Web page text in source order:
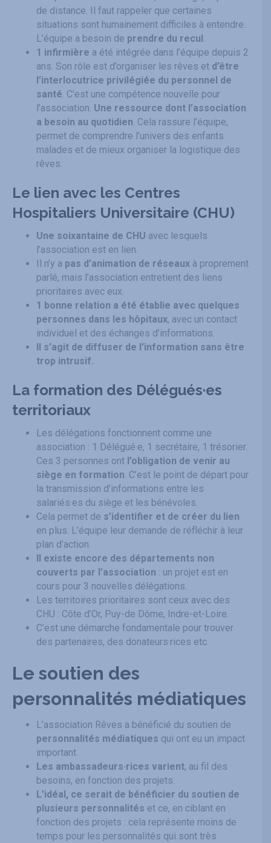
de distance. Il faut rappeler que certaines
situations sont humainement difficiles à entendre.
L’équipe a besoin de prendre du recul
1 infirmière a été intégrée dans l’équipe depuis 2
ans. Son rôle est d’organiser les rêves et d’être
l’interlocutrice privilégiée du personnel de
santé . C’est une compétence nouvelle pour
l’association. Une ressource dont l’association
a besoin au quotidien . Cela rassure l’équipe,
permet de comprendre l’univers des enfants
malades et de mieux organiser la logistique des
rêves.
Le lien avec les Centres
Hospitaliers Universitaire (CHU)
Une soixantaine de CHU avec lesquels
l’association est en lien.
Il n’y a pas d’animation de réseaux à proprement
parlé, mais l’association entretient des liens
prioritaires avec eux.
1 bonne relation a été établie avec quelques
personnes dans les hôpitaux, avec un contact
individuel et des échanges d’informations.
Il s’agit de diffuser de l’information sans être
trop intrusif.
La formation des Délégués·es
territoriaux
Les délégations fonctionnent comme une
association : 1 Délégué·e, 1 secrétaire, 1 trésorier.
Ces 3 personnes ont l’obligation de venir au
siège en formation . C’est le point de départ pour
la transmission d’informations entre les
salariés·es du siège et les bénévoles.
Cela permet de s’identifier et de créer du lien
en plus. L’équipe leur demande de réfléchir à leur
plan d’action.
Il existe encore des départements non
couverts par l’association : un projet est en
cours pour 3 nouvelles délégations.
Les territoires prioritaires sont ceux avec des
CHU : Côte d’Or, Puy-de Dôme, Indre-et-Loire.
C’est une démarche fondamentale pour trouver
des partenaires, des donateurs·rices etc.
Le soutien des
personnalités médiatiques
L’association Rêves a bénéficié du soutien de
personnalités médiatiques qui ont eu un impact
important.
Les ambassadeurs·rices varient, au fil des
besoins, en fonction des projets.
L’idéal, ce serait de bénéficier du soutien de
plusieurs personnalités et ce, en ciblant en
fonction des projets : cela représente moins de
temps pour les personnalités qui sont très